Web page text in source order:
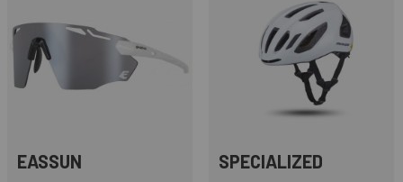
EASSUN SPECIALIZED